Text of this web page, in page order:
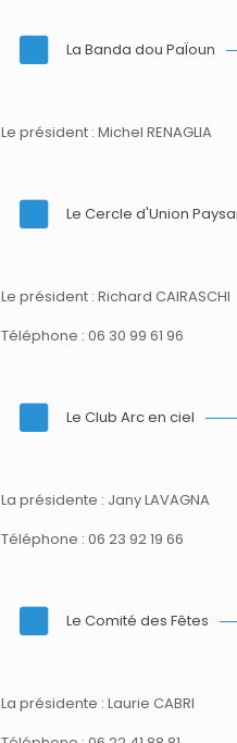
La Banda dou PaÏoun
Le président : Michel RENAGLIA
Le Cercle d'Union
Le président : Richard CAIRASCHI
Téléphone : 06 30 99 61 96
Le Club Arc en ciel
La présidente : Jany LAVAGNA
Téléphone : 06 23 92 19 66
Le Comité des Fêtes
La présidente : Laurie CABRI